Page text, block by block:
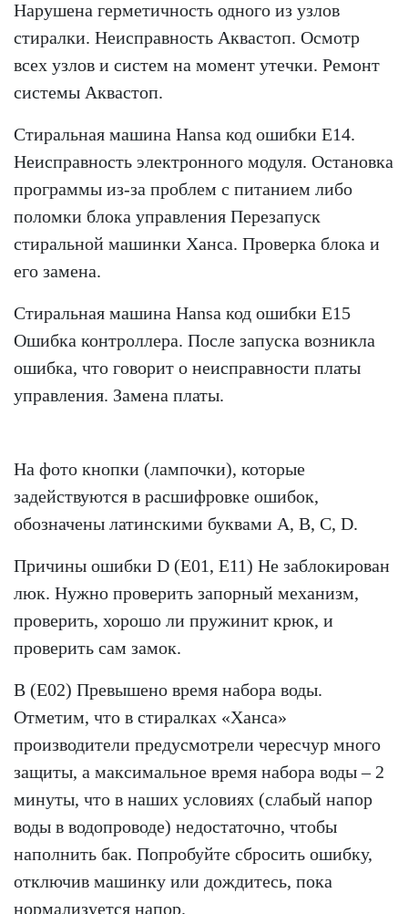
Нарушена герметичность одного из узлов
стиралки. Неисправность Аквастоп. Осмотр
всех узлов и систем на момент утечки. Ремонт
системы Аквастоп.
Стиральная машина Hansa код ошибки Е14.
Неисправность электронного модуля. Остановка
программы из-за проблем с питанием либо
поломки блока управления Перезапуск
стиральной машинки Ханса. Проверка блока и
его замена.
Стиральная машина Hansa код ошибки Е15
Ошибка контроллера. После запуска возникла
ошибка, что говорит о неисправности платы
управления. Замена платы.
На фото кнопки (лампочки), которые
задействуются в расшифровке ошибок,
обозначены латинскими буквами A, B, C, D.
Причины ошибки D (E01, E11) Не заблокирован
люк. Нужно проверить запорный механизм,
проверить, хорошо ли пружинит крюк, и
проверить сам замок.
B (E02) Превышено время набора воды.
Отметим, что в стиралках «Ханса»
производители предусмотрели чересчур много
защиты, а максимальное время набора воды – 2
минуты, что в наших условиях (слабый напор
воды в водопроводе) недостаточно, чтобы
наполнить бак. Попробуйте сбросить ошибку,
отключив машинку или дождитесь, пока
нормализуется напор.